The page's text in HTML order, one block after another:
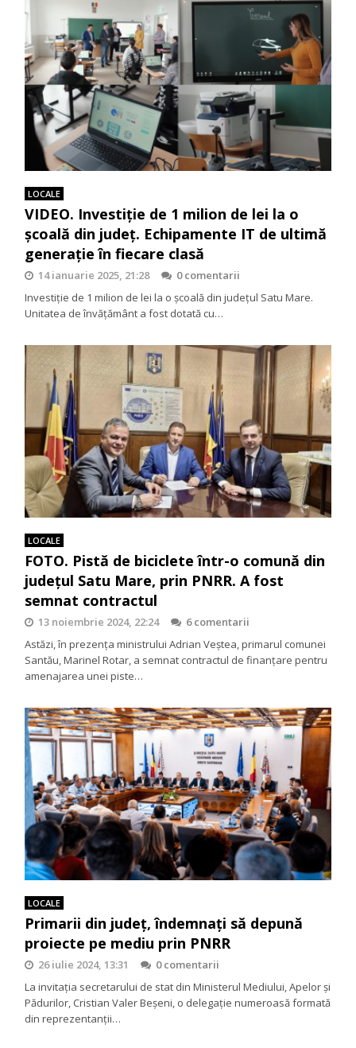
LOCALE
VIDEO. Investiție de 1 milion de lei la o
școală din județ. Echipamente IT de ultimă
generație în fiecare clasă
14 ianuarie 2025, 21:28
0 comentarii
Investiție de 1 milion de lei la o școală din județul Satu Mare.
Unitatea de învățământ a fost dotată cu…
LOCALE
FOTO. Pistă de biciclete într-o comună din
județul Satu Mare, prin PNRR. A fost
semnat contractul
13 noiembrie 2024, 22:24
6 comentarii
Astăzi, în prezența ministrului Adrian Veștea, primarul comunei
Santău, Marinel Rotar, a semnat contractul de finanțare pentru
amenajarea unei piste…
LOCALE
Primarii din județ, îndemnați să depună
proiecte pe mediu prin PNRR
26 iulie 2024, 13:31
0 comentarii
La invitația secretarului de stat din Ministerul Mediului, Apelor și
Pădurilor, Cristian Valer Beșeni, o delegație numeroasă formată
din reprezentanții…